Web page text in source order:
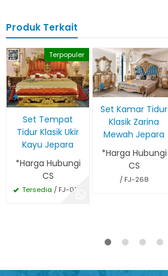
Produk Terkait
Terpopuler
Set Tempat
Tidur Klasik Ukir
Kayu Jepara
*Harga Hubungi
CS
Tersedia / FJ-034
Set Kamar Tidur
Klasik Zarina
Mewah Jepara
*Harga Hubungi
CS
/ FJ-268